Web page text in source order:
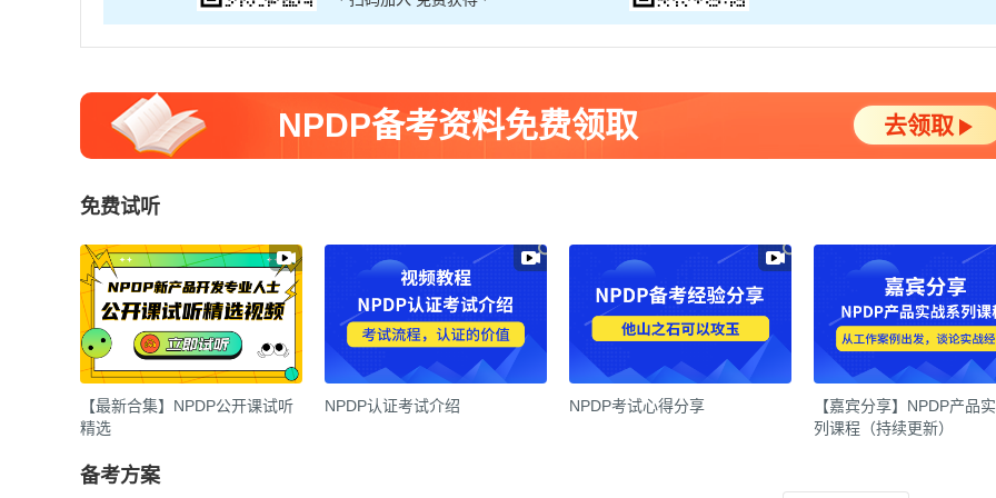
NPDP备考资料免费领取 去领取
免费试听
【最新合集】NPDP公开课试听
精选
NPDP认证考试介绍 NPDP考试心得分享
【嘉宾分享】NPDP产品
列课程（持续更新）
备考方案